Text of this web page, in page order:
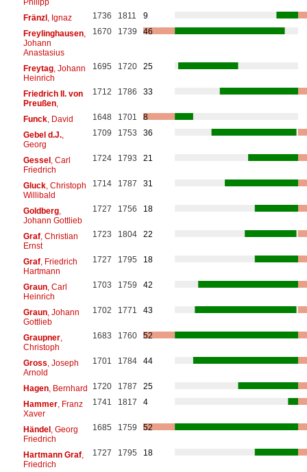
Fränzl, Ignaz 1736 1811
9
Freylinghausen,
Johann
Anastasius
1670 1739 46
Freytag, Johann
Heinrich
1695 1720 25
Friedrich II. von
Preußen,
1712 1786 33
Funck, David 1648 1701
8
Gebel d.J.,
Georg
1709 1753 36
Gessel, Carl
Friedrich
1724 1793 21
Gluck, Christoph
Willibald
1714 1787 31
Goldberg,
Johann Gottlieb
1727 1756 18
Graf, Christian
Ernst
1723 1804 22
Graf, Friedrich
Hartmann
1727 1795 18
Graun, Carl
Heinrich
1703 1759 42
Graun, Johann
Gottlieb
1702 1771 43
Graupner,
Christoph
1683 1760 52
Gross , Joseph
Arnold
1701 1784 44
Hagen, Bernhard 1720 1787
25
Hammer, Franz
Xaver
1741 1817 4
Händel, Georg
Friedrich
1685 1759 52
Hartmann Graf,
Friedrich
1727 1795 18